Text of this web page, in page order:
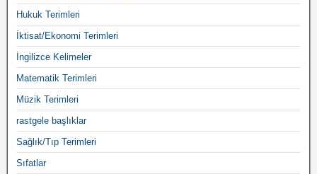
Hukuk Terimleri
İktisat/Ekonomi Terimleri
İngilizce Kelimeler
Matematik Terimleri
Müzik Terimleri
rastgele başlıklar
Sağlık/Tıp Terimleri
Sıfatlar